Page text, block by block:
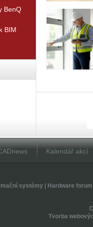
BenQ
BIM
Kalendář akcí
systémy| Hardware forum
Tvorba